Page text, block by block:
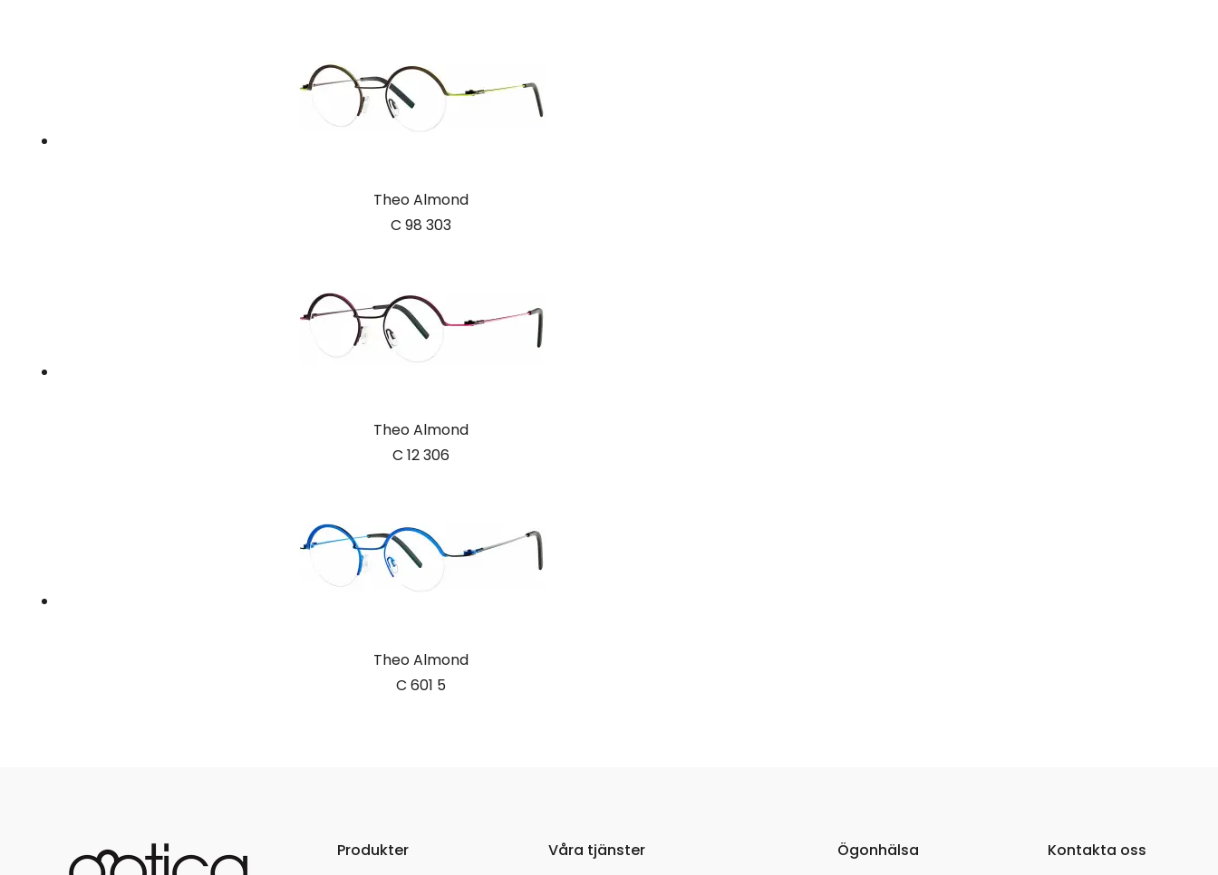
Theo Almond
C 98 303
Theo Almond
C 12 306
Theo Almond
C 601 5
Produkter Våra tjänster Ögonhälsa Kontakta oss